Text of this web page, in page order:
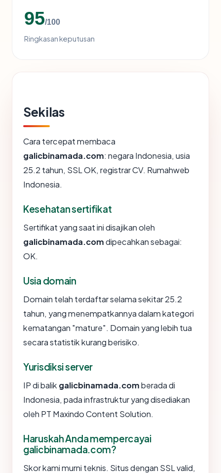
95/100
Ringkasan keputusan
Sekilas
Cara tercepat membaca
galicbinamada.com: negara Indonesia, usia
25.2 tahun, SSL OK, registrar CV. Rumahweb
Indonesia.
Kesehatan sertifikat
Sertifikat yang saat ini disajikan oleh
galicbinamada.comdipecahkan sebagai:
OK.
Usia domain
Domain telah terdaftar selama sekitar 25.2
tahun, yang menempatkannya dalam kategori
kematangan "mature". Domain yang lebih tua
secara statistik kurang berisiko.
Yurisdiksi server
IP di balik galicbinamada.comberada di
Indonesia, pada infrastruktur yang disediakan
oleh PT Maxindo Content Solution.
Haruskah Anda mempercayai
galicbinamada.com?
Skor kami murni teknis. Situs dengan SSL valid,